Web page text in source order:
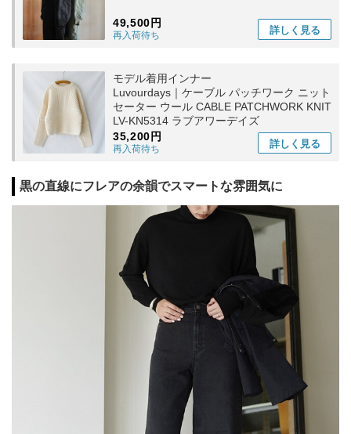
49,500円
再入荷待ち 詳しく 見る
モデル着用インナー
Luvourdays｜ケーブル パッチワーク ニット
セーター ウール CABLE PATCHWORK KNIT
LV-KN5314 ラブアワーデイズ
35,200円
再入荷待ち 詳しく 見る
黒の直線にフレアの余韻でスマートな雰囲気に